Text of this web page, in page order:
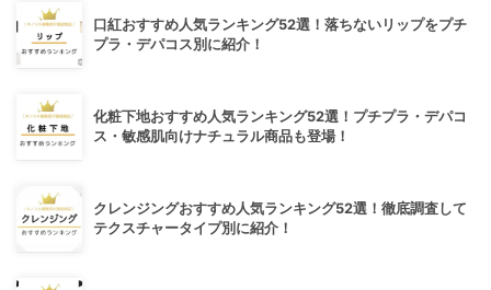
口紅おすすめ人気ランキング52選！落ちないリップをプチ
プラ・デパコス別に紹介！
化粧下地おすすめ人気ランキング52選！プチプラ・デパコ
ス・敏感肌向けナチュラル商品も登場！
クレンジングおすすめ人気ランキング52選！徹底調査して
テクスチャータイプ別に紹介！